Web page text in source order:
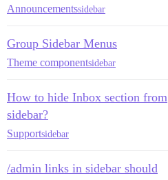
Announcementssidebar
Group Sidebar Menus
Theme componentsidebar
How to hide Inbox section from
sidebar?
Supportsidebar
/admin links in sidebar should